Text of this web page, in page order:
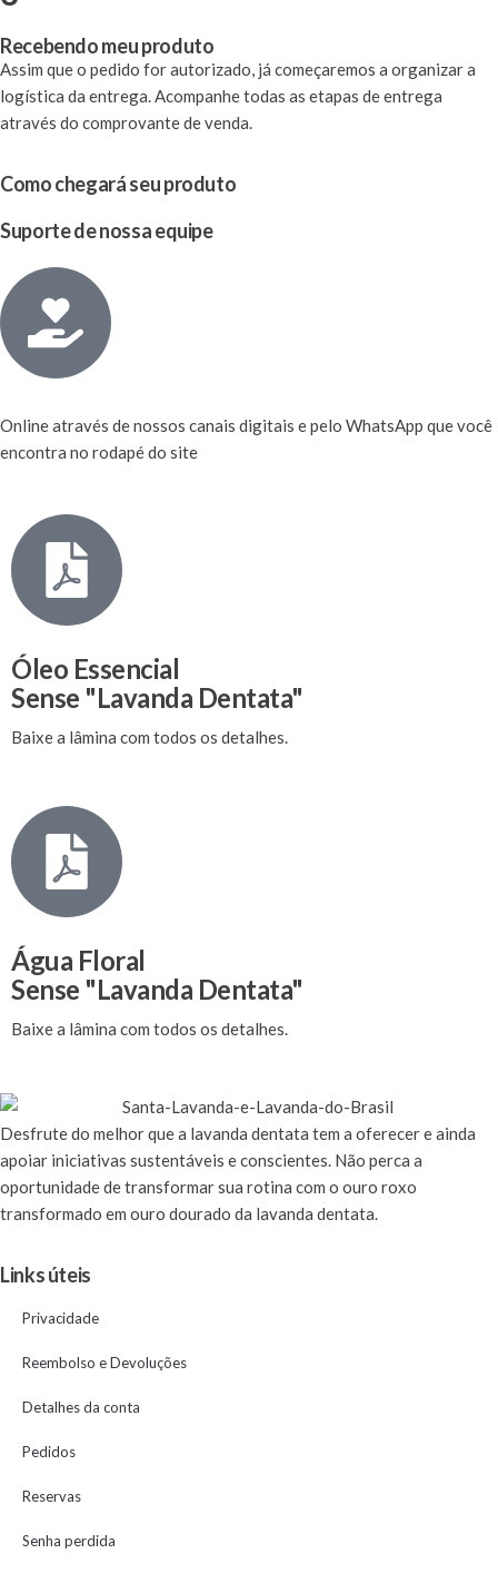
Recebendo meu produto
Assim que o pedido for autorizado, já começaremos a organizar a
logística da entrega. Acompanhe todas as etapas de entrega
através do comprovante de venda.
Como chegará seu produto
Suporte de nossa equipe
Online através de nossos canais digitais e pelo WhatsApp que você
encontra no rodapé do site
Óleo Essencial
Sense "Lavanda Dentata"
Baixe a lâmina com todos os detalhes.
Água Floral
Sense "Lavanda Dentata"
Baixe a lâmina com todos os detalhes.
Desfrutedo melhor que a lavanda dentata tem a oferecer e ainda
apoiar iniciativas sustentáveis e conscientes. Não perca a
oportunidade de transformar sua rotina com o ouro roxo
transformado em ouro dourado da lavanda dentata.
Links úteis
Privacidade
Reembolso e Devoluções
Detalhes da conta
Pedidos
Reservas
Senha perdida